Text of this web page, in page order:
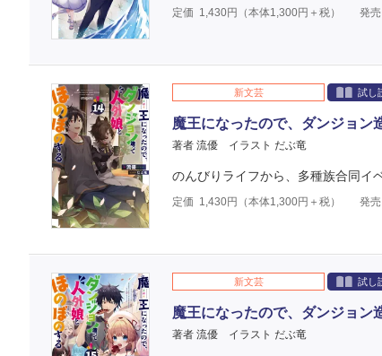
定価 1,430円（本体1,300円＋税） 発
新文芸 試し
魔王になったので、ダンジョン
著者 流優 イラスト だぶ竜
のんびりライフから、多種族合同イ
定価 1,430円（本体1,300円＋税） 発
新文芸 試し
魔王になったので、ダンジョン
著者 流優 イラスト だぶ竜